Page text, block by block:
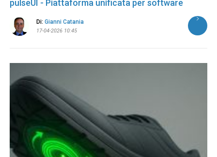
pulseUI - Piattaforma unificata per software
Di: Gianni Catania
17-04-2026 10:45